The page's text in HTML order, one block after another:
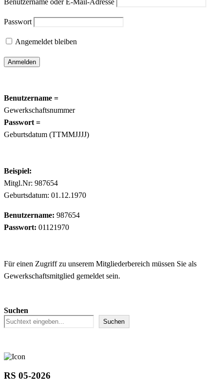
Passwort
Angemeldet bleiben
Benutzername =
Gewerkschaftsnummer
Passwort =
Geburtsdatum (TTMMJJJJ)
Beispiel:
Mitgl.Nr: 987654
Geburtsdatum: 01.12.1970
Benutzername: 987654
Passwort: 01121970
Für einen Zugriff zu unserem Mitgliederbereich müssen Sie als
Gewerkschaftsmitglied gemeldet sein.
Suchen
Suchen
RS 05-2026